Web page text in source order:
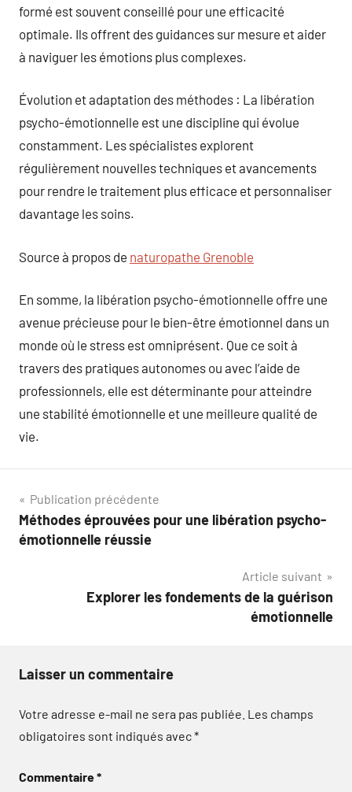
formé est souvent conseillé pour une efficacité
optimale. Ils offrent des guidances sur mesure et aider
à naviguer les émotions plus complexes.
Évolution et adaptation des méthodes : La libération
psycho-émotionnelle est une discipline qui évolue
constamment. Les spécialistes explorent
régulièrement nouvelles techniques et avancements
pour rendre le traitement plus efficace et personnaliser
davantage les soins.
Source à propos de naturopathe Grenoble
En somme, la libération psycho-émotionnelle offre une
avenue précieuse pour le bien-être émotionnel dans un
monde où le stress est omniprésent. Que ce soit à
travers des pratiques autonomes ou avec l’aide de
professionnels, elle est déterminante pour atteindre
une stabilité émotionnelle et une meilleure qualité de
vie.
Navigation
de
Publication précédente
Méthodes éprouvées pour une libération psycho-
émotionnelle réussie
Article suivant
Explorer les fondements de la guérison
émotionnelle
Laisser un commentaire
Votre adresse e-mail ne sera pas publiée. Les champs
obligatoires sont indiqués avec*
Commentaire*